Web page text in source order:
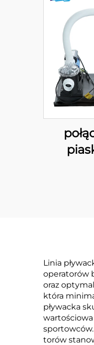
Linia
operatorów
oraz
która
pływacka
torów